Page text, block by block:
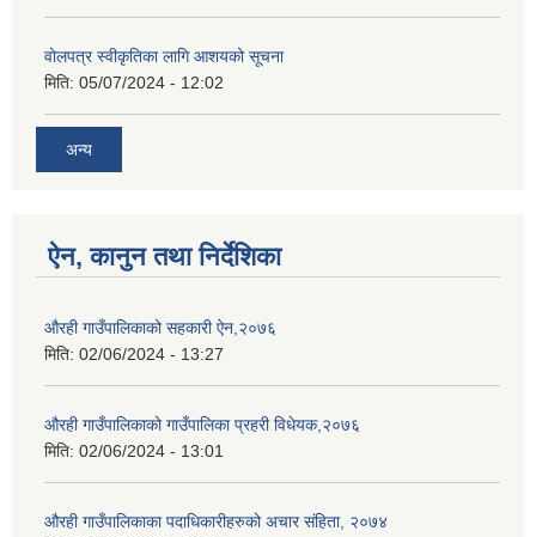
वोलपत्र स्वीकृतिका लागि आशयको सूचना
मिति: 05/07/2024 - 12:02
अन्य
ऐन, कानुन तथा निर्देशिका
औरही गाउँपालिकाको सहकारी ऐन,२०७६
मिति: 02/06/2024 - 13:27
औरही गाउँपालिकाको गाउँपालिका प्रहरी विधेयक,२०७६
मिति: 02/06/2024 - 13:01
औरही गाउँपालिकाका पदाधिकारीहरुको अचार संहिता, २०७४